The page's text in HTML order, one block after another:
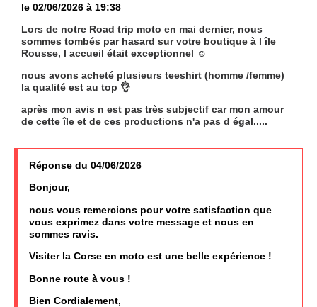
le 02/06/2026 à 19:38
Lors de notre Road trip moto en mai dernier, nous
sommes tombés par hasard sur votre boutique à l île
Rousse, l accueil était exceptionnel ☺️
nous avons acheté plusieurs teeshirt (homme /femme)
la qualité est au top 👌
après mon avis n est pas très subjectif car mon amour
de cette île et de ces productions n'a pas d égal.....
Réponse du 04/06/2026
Bonjour,
nous vous remercions pour votre satisfaction que
vous exprimez dans votre message et nous en
sommes ravis.
Visiter la Corse en moto est une belle expérience !
Bonne route à vous !
Bien Cordialement,